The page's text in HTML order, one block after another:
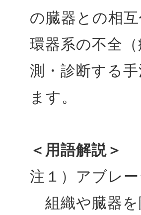
の臓器との相
環器系の不全
測・診断する
ます。
＜用語解説＞
注１）アブレ
組織や臓器を